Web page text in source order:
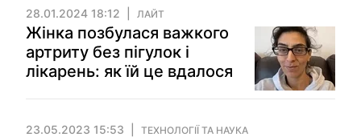
28.01.2024 18:12 ЛАЙТ
Жінка позбулася важкого
артриту без пігулок і
лікарень: як їй це вдалося
23.05.2023 15:53 ТЕХНОЛОГІЇ ТА НАУКА